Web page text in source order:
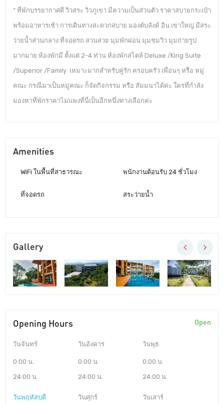
” ที่พักบรรยากาศดี วิวสระ วิวภูเขา มีความเป็นส่วนตัว ราคาสบายกระเป๋า
พร้อมอาหารเช้า การเดินทางสะดวกสบาย มองต์บลังค์ อิน เขาใหญ่ มีสระ
ว่ายน้ำส่วนกลาง ที่จอดรถ สวนสวย มุมพักผ่อน มุมชมวิว มุมถ่ายรูป
มากมาย ห้องพักมี ตั้งแต่ 2-4 ท่าน ห้องพักสไตล์ Deluxe /King Suite
/Superior /Family เหมาะมากสำหรับคู่รัก ครอบครัว เพื่อนๆ หรือ หมู่
คณะ กรณีมาเป็นหมู่คณะ ก็จัดกิจกรรม หรือ สัมมนาได้ค่ะ ใครที่กำลัง
มองหาที่พักราคาไม่แพงที่นี่เป็นอีกหนึ่งทางเลือกค่ะ
Amenities
WiFi ในพื้นที่สาธารณะ
ที่จอดรถ
พนักงานต้อนรับ 24 ชั่วโมง
สระว่ายน้ำ
Gallery
Opening Hours Open
วันจันทร์
0:00 น.
24:00 น.
วันอังคาร
0:00 น.
24:00 น.
วันพุธ
0:00 น.
24:00 น.
วันพฤหัสบดี วันศุกร์ วันเสาร์